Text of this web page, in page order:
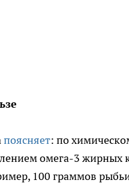
поясняет: по
омега-3 жирных
100 граммов